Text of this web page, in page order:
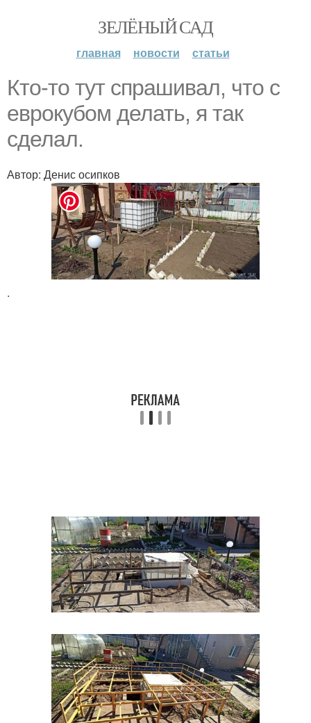
ЗЕЛЁНЫЙ САД
главная новости статьи
Кто-то тут спрашивал, что с
еврокубом делать, я так
сделал.
Автор: Денис осипков
.